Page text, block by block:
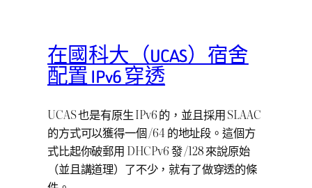
在國科大（UCAS）宿舍
配置 IPv6 穿透
UCAS 也是有原生 IPv6 的，並且採用 SLAAC
的方式可以獲得一個 /64 的地址段。這個方
式比起你破郵用 DHCPv6 發 /128 來說原始
（並且講道理）了不少，就有了做穿透的條